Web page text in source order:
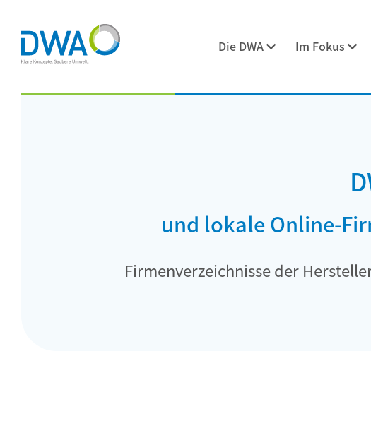
Die DWA Im Fokus
und lokale Online-
Firmenverzeichnisse der